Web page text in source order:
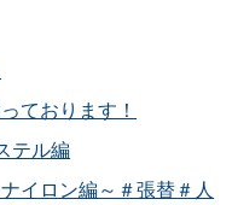
ております！
テル編
イロン編～＃張替＃人